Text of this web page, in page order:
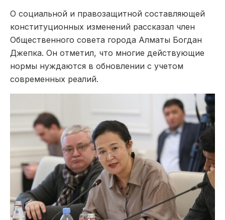
О социальной и правозащитной составляющей
конституционных изменений рассказал член
Общественного совета города Алматы Богдан
Джепка. Он отметил, что многие действующие
нормы нуждаются в обновлении с учетом
современных реалий.